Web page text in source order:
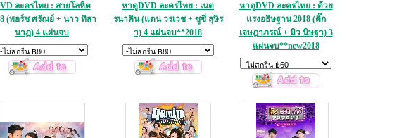
ละครไทย : สายโลหิต
(พอร์ช ศรัณย์ + นาว ทิสา
นาฏ) 4 แผ่นจบ
หาดูDVD ละครไทย : เนต
รนาคิน (แดน วรเวช + ซูซี่ สุษิร
า) 4 แผ่นจบ**2018
หาดูDVD ละครไทย : ด้วย
แรงอธิษฐาน 2018 (ติ๊ก
เจษฎาภรณ์ + มิว นิษฐา) 3
แผ่นจบ**new2018